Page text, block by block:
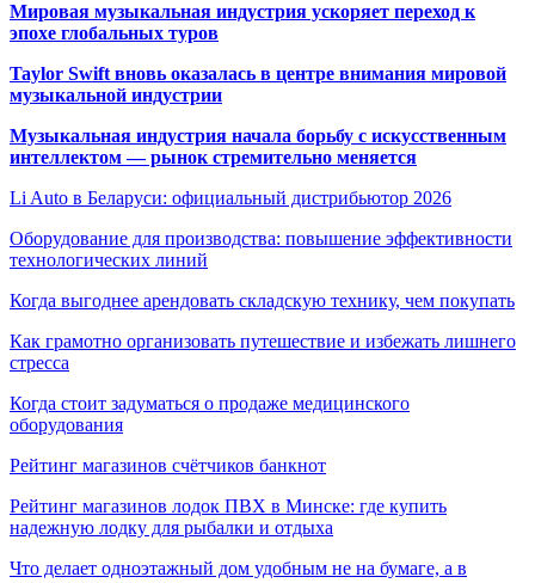
Мировая музыкальная индустрия ускоряет переход к
эпохе глобальных туров
Taylor Swift вновь оказалась в центре внимания мировой
музыкальной индустрии
Музыкальная индустрия начала борьбу с искусственным
интеллектом — рынок стремительно меняется
Li Auto в Беларуси: официальный дистрибьютор 2026
Оборудование для производства: повышение эффективности
технологических линий
Когда выгоднее арендовать складскую технику, чем покупать
Как грамотно организовать путешествие и избежать лишнего
стресса
Когда стоит задуматься о продаже медицинского
оборудования
Рейтинг магазинов счётчиков банкнот
Рейтинг магазинов лодок ПВХ в Минске: где купить
надежную лодку для рыбалки и отдыха
Что делает одноэтажный дом удобным не на бумаге, а в